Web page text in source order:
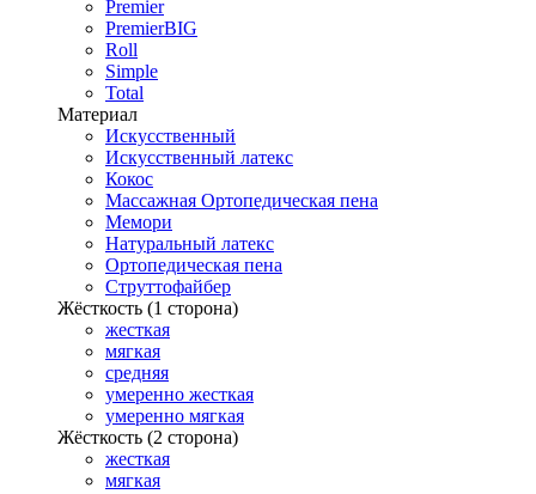
Premier
PremierBIG
Roll
Simple
Total
Материал
Искусственный
Искусственный латекс
Кокос
Массажная Ортопедическая пена
Мемори
Натуральный латекс
Ортопедическая пена
Струттофайбер
Жёсткость (1 сторона)
жесткая
мягкая
средняя
умеренно жесткая
умеренно мягкая
Жёсткость (2 сторона)
жесткая
мягкая